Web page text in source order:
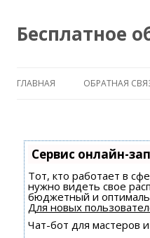
Бесплатное
ГЛАВНАЯ ОБРАТНАЯ
Сервис онлайн-
Тот, кто работает в
нужно видеть свое
бюджетный и
Для новых
Чат-бот для мастеров